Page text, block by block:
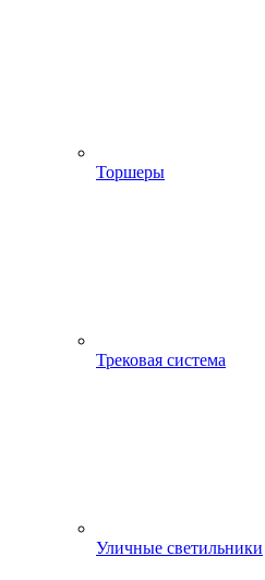
Торшеры
Трековая система
Уличные светильники